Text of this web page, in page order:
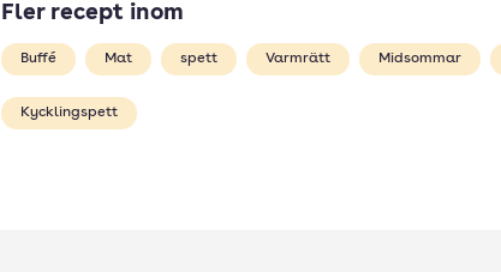
Fler recept inom
Buffé Mat spett Varmrätt Midsommar
Kycklingspett